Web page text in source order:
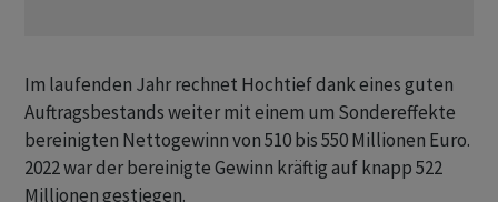
Im laufenden Jahr rechnet Hochtief dank eines guten
Auftragsbestands weiter mit einem um Sondereffekte
bereinigten Nettogewinn von 510 bis 550 Millionen Euro.
2022 war der bereinigte Gewinn kräftig auf knapp 522
Millionen gestiegen.